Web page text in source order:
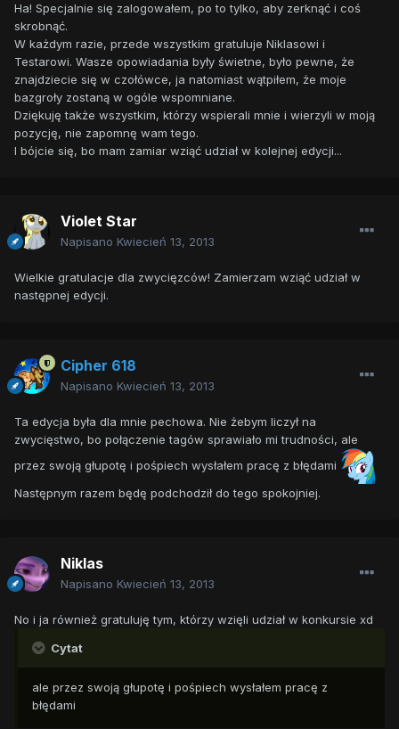
Ha! Specjalnie się zalogowałem, po to tylko, aby zerknąć i coś
skrobnąć.
W każdym razie, przede wszystkim gratuluje Niklasowi i
Testarowi. Wasze opowiadania były świetne, było pewne, że
znajdziecie się w czołówce, ja natomiast wątpiłem, że moje
bazgroły zostaną w ogóle wspomniane.
Dziękuję także wszystkim, którzy wspierali mnie i wierzyli w moją
pozycję, nie zapomnę wam tego.
I bójcie się, bo mam zamiar wziąć udział w kolejnej edycji...
Violet Star
Napisano Kwiecień 13, 2013
Wielkie gratulacje dla zwycięzców! Zamierzam wziąć udział w
następnej edycji.
Cipher 618
Napisano Kwiecień 13, 2013
Ta edycja była dla mnie pechowa. Nie żebym liczył na
zwycięstwo, bo połączenie tagów sprawiało mi trudności, ale
przez swoją głupotę i pośpiech wysłałem pracę z błędami
Następnym razem będę podchodził do tego spokojniej.
Niklas
Napisano Kwiecień 13, 2013
No i ja również gratuluję tym, którzy wzięli udział w konkursie xd
Cytat
ale przez swoją głupotę i pośpiech wysłałem pracę z
błędami